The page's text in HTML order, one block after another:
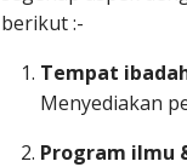
berikut :-
Tempat
Menyediakan
Program ilmu